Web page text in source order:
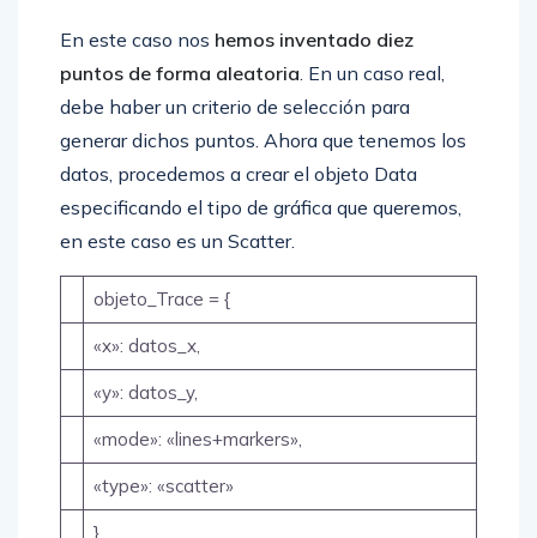
En este caso nos hemos inventado diez
puntos de forma aleatoria. En un caso real,
debe haber un criterio de selección para
generar dichos puntos. Ahora que tenemos los
datos, procedemos a crear el objeto Data
especificando el tipo de gráfica que queremos,
en este caso es un Scatter.
objeto_Trace = {
«x»: datos_x,
«y»: datos_y,
«mode»: «lines+markers»,
«type»: «scatter»
}